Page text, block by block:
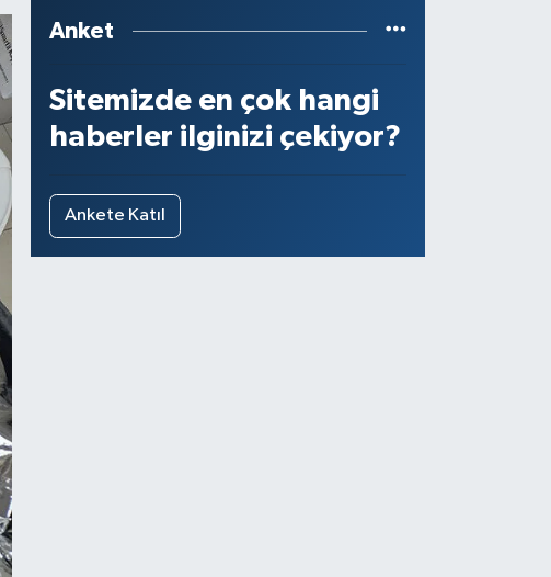
Anket
Sitemizde en çok hangi
haberler ilginizi çekiyor?
Ankete Katıl